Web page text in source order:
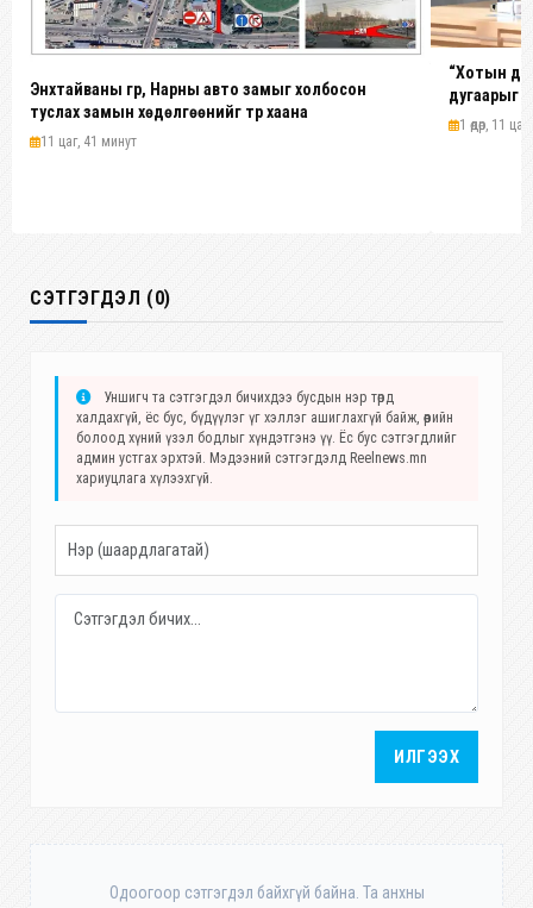
Энхтайваны гүүр, Нарны авто замыг холбосон
туслах замын хөдөлгөөнийг түр хаана
11 цаг, 41 минут
“Хотын
дугаарыг
эхэлнэ
1 өдөр, 11 цаг
СЭТГЭГДЭЛ (0)
Уншигч та сэтгэгдэл бичихдээ бусдын нэр төрд
халдахгүй, ёс бус, бүдүүлэг үг хэллэг ашиглахгүй байж, өөрийн
болоод хүний үзэл бодлыг хүндэтгэнэ үү. Ёс бус сэтгэгдлийг
админ устгах эрхтэй. Мэдээний сэтгэгдэлд Reelnews.mn
хариуцлага хүлээхгүй.
ИЛГЭЭХ
Одоогоор сэтгэгдэл байхгүй байна. Та анхны